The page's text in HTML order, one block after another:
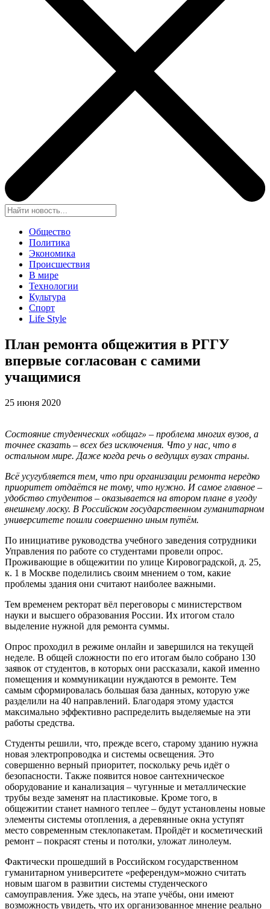
Общество
Политика
Экономика
Происшествия
В мире
Технологии
Культура
Спорт
Life Style
План ремонта общежития в РГГУ
впервые согласован с самими
учащимися
25 июня 2020
Состояние студенческих «общаг» – проблема многих вузов, а
точнее сказать – всех без исключения. Что у нас, что в
остальном мире. Даже когда речь о ведущих вузах страны.
Всё усугубляется тем, что при организации ремонта нередко
приоритет отдаётся не тому, что нужно. И самое главное –
удобство студентов – оказывается на втором плане в угоду
внешнему лоску. В Российском государственном гуманитарном
университете пошли совершенно иным путём.
По инициативе руководства учебного заведения сотрудники
Управления по работе со студентами провели опрос.
Проживающие в общежитии по улице Кировоградской, д. 25,
к. 1 в Москве поделились своим мнением о том, какие
проблемы здания они считают наиболее важными.
Тем временем ректорат вёл переговоры с министерством
науки и высшего образования России. Их итогом стало
выделение нужной для ремонта суммы.
Опрос проходил в режиме онлайн и завершился на текущей
неделе. В общей сложности по его итогам было собрано 130
заявок от студентов, в которых они рассказали, какой именно
помещения и коммуникации нуждаются в ремонте. Тем
самым сформировалась большая база данных, которую уже
разделили на 40 направлений. Благодаря этому удастся
максимально эффективно распределить выделяемые на эти
работы средства.
Студенты решили, что, прежде всего, старому зданию нужна
новая электропроводка и системы освещения. Это
совершенно верный приоритет, поскольку речь идёт о
безопасности. Также появится новое сантехническое
оборудование и канализация – чугунные и металлические
трубы везде заменят на пластиковые. Кроме того, в
общежитии станет намного теплее – будут установлены новые
элементы системы отопления, а деревянные окна уступят
место современным стеклопакетам. Пройдёт и косметический
ремонт – покрасят стены и потолки, уложат линолеум.
Фактически прошедший в Российском государственном
гуманитарном университете «референдум»можно считать
новым шагом в развитии системы студенческого
самоуправления. Уже здесь, на этапе учёбы, они имеют
возможность увидеть, что их организованное мнение реально